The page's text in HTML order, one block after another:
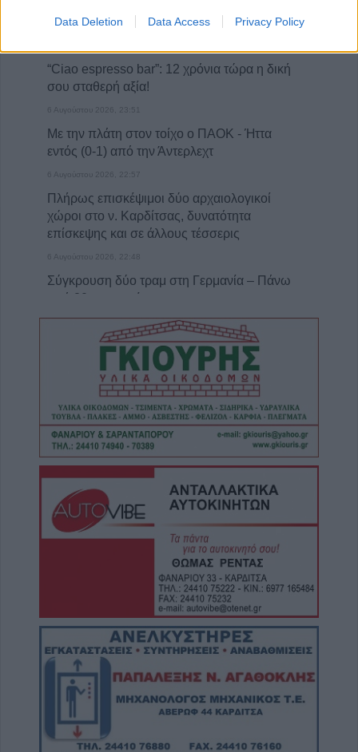
Data Deletion Data Access Privacy Policy
πρώτων αγώνων στον Γ' προκριματικό
“Ciao espresso bar”: 12 χρόνια τώρα η δική
σου σταθερή αξία!
6 Αυγούστου 2026, 23:51
Με την πλάτη στον τοίχο ο ΠΑΟΚ - Ήττα
εντός (0-1) από την Άντερλεχτ
6 Αυγούστου 2026, 22:57
Πλήρως επισκέψιμοι δύο αρχαιολογικοί
χώροι στο ν. Καρδίτσας, δυνατότητα
επίσκεψης και σε άλλους τέσσερις
6 Αυγούστου 2026, 22:48
Σύγκρουση δύο τραμ στη Γερμανία – Πάνω
από 20 τραυματίες
6 Αυγούστου 2026, 21:11
Συρία: Δύο νεκροί και 13 τραυματίες από
έκρηξη βόμβας σε λεωφορείο
6 Αυγούστου 2026, 20:28
Έκτακτος ψεκασμός και μέτρα προστασίας
για τον Ιό του Δυτικού Νείλου στην Δ.Κ.
Κυψέλης
6 Αυγούστου 2026, 19:35
Χαλκίδα: Γυναίκα έπεσε από την Υψηλή
Γέφυρα και σώθηκε στα νερά του Ευβοϊκού
6 Αυγούστου 2026, 19:32
Καλαμπάκα: Πυροσβέστες απεγκλώβισαν
ηλικιωμένο μετά από πτώση στη Νέα Ζωή
Τροχαίο στην Αγιά: Μοτοσικλέτα
συγκρούστηκε με νταλίκα – Στο νοσοκομείο
ο οδηγός
6 Αυγούστου 2026, 19:15
Άνω Λιόσια: Συνελήφθησαν δύο άνδρες για
τον θάνατο 72χρονου που βρέθηκε σε
αυτοκίνητο